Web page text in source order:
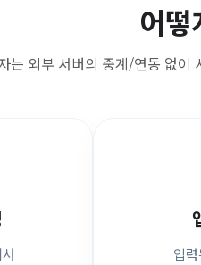
어
는 외부 서버의 중계/연동 없이
입